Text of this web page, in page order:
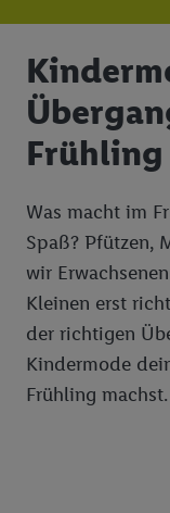
Was macht im
Spaß? Pfützen,
wir
Kleinen erst
der richtigen
Kindermode
Frühling machst.